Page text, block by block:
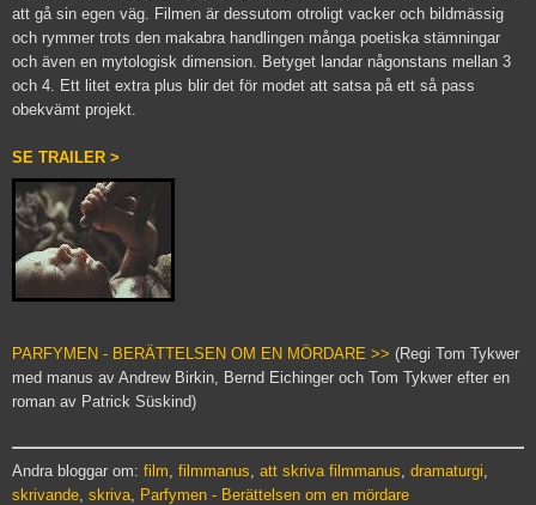
att gå sin egen väg. Filmen är dessutom otroligt vacker och bildmässig
och rymmer trots den makabra handlingen många poetiska stämningar
och även en mytologisk dimension. Betyget landar någonstans mellan 3
och 4. Ett litet extra plus blir det för modet att satsa på ett så pass
obekvämt projekt.
SE TRAILER >
PARFYMEN - BERÄTTELSEN OM EN MÖRDARE >> (Regi Tom Tykwer
med manus av Andrew Birkin, Bernd Eichinger och Tom Tykwer efter en
roman av Patrick Süskind)
Andra bloggar om: film filmmanus att skriva filmmanus dramaturgi
skrivande skriva Parfymen - Berättelsen om en mördare